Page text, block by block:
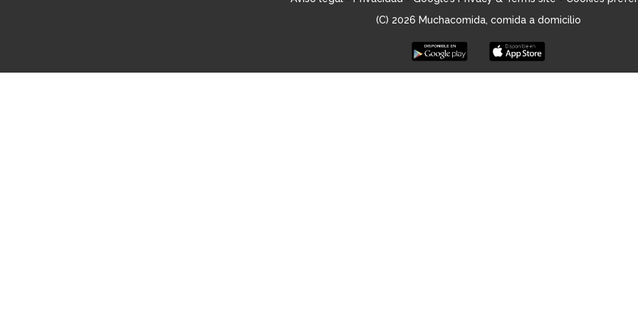
Ración de Pollo en Salsa de Almendras
(C) 2026 Muchacomida, comida a domicilio